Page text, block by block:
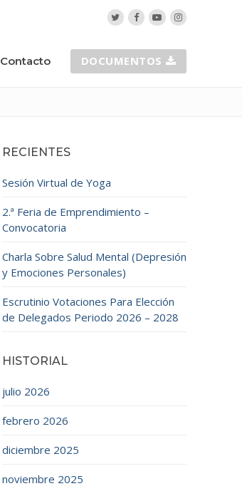
Contacto DOCUMENTOS
RECIENTES
Sesión Virtual de Yoga
2.ª Feria de Emprendimiento –
Convocatoria
Charla Sobre Salud Mental (Depresión
y Emociones Personales)
Escrutinio Votaciones Para Elección
de Delegados Periodo 2026 – 2028
HISTORIAL
julio 2026
febrero 2026
diciembre 2025
noviembre 2025